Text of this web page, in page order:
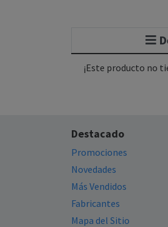
¡Este producto no
Destacado
Promociones
Novedades
Más Vendidos
Fabricantes
Mapa del Sitio